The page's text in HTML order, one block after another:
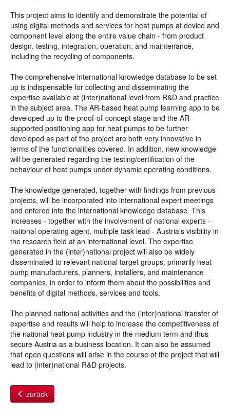
This project aims to identify and demonstrate the potential of
using digital methods and services for heat pumps at device and
component level along the entire value chain - from product
design, testing, integration, operation, and maintenance,
including the recycling of components.
The comprehensive international knowledge database to be set
up is indispensable for collecting and disseminating the
expertise available at (inter)national level from R&D and practice
in the subject area. The AR-based heat pump learning app to be
developed up to the proof-of-concept stage and the AR-
supported positioning app for heat pumps to be further
developed as part of the project are both very innovative in
terms of the functionalities covered. In addition, new knowledge
will be generated regarding the testing/certification of the
behaviour of heat pumps under dynamic operating conditions.
The knowledge generated, together with findings from previous
projects, will be incorporated into international expert meetings
and entered into the international knowledge database. This
increases - together with the involvement of national experts -
national operating agent, multiple task lead - Austria's visibility in
the research field at an international level. The expertise
generated in the (inter)national project will also be widely
disseminated to relevant national target groups, primarily heat
pump manufacturers, planners, installers, and maintenance
companies, in order to inform them about the possibilities and
benefits of digital methods, services and tools.
The planned national activities and the (inter)national transfer of
expertise and results will help to increase the competitiveness of
the national heat pump industry in the medium term and thus
secure Austria as a business location. It can also be assumed
that open questions will arise in the course of the project that will
lead to (inter)national R&D projects.
zurück